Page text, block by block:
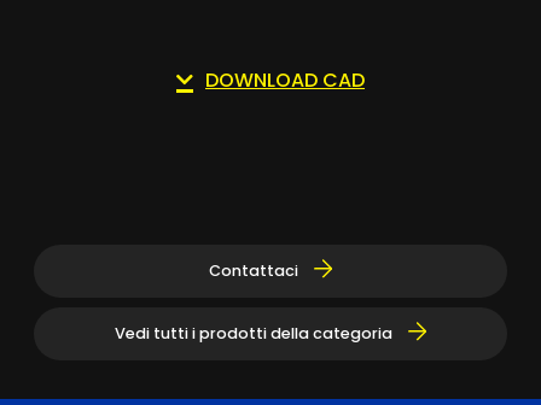
DOWNLOAD CAD
Contattaci
Vedi tutti i prodotti della categoria